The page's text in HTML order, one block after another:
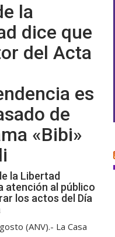
la
dice que
del Acta
es
de
«Bibi»
la Libertad
atención al público
los actos del Día
(ANV).- La Casa